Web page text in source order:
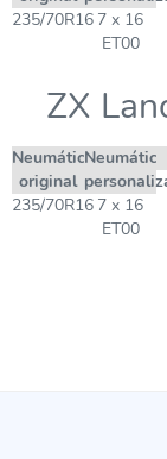
235/70R16 7 x 16
ET00
ZX
Neumático
original
Neumático
235/70R16 7 x 16
ET00